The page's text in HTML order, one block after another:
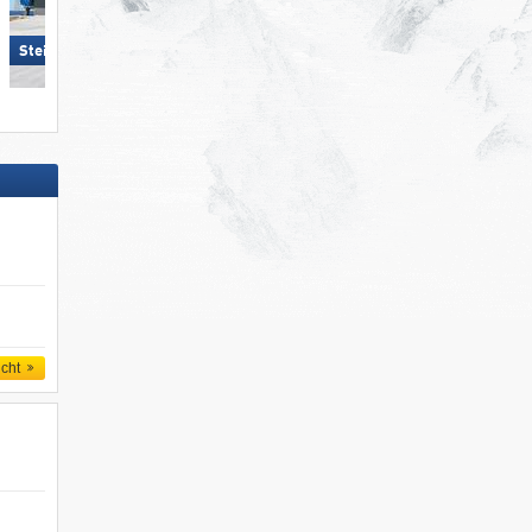
Steinplatte Winklmoosalm Schlick 2000 – Fulpmes